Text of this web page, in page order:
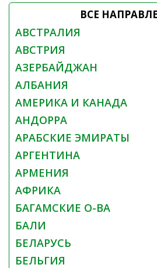
ВСЕ
АВСТРАЛИЯ
АВСТРИЯ
АЗЕРБАЙДЖАН
АЛБАНИЯ
АМЕРИКА И КАНАДА
АНДОРРА
АРАБСКИЕ ЭМИРАТЫ
АРГЕНТИНА
АРМЕНИЯ
АФРИКА
БАГАМСКИЕ О-ВА
БАЛИ
БЕЛАРУСЬ
БЕЛЬГИЯ